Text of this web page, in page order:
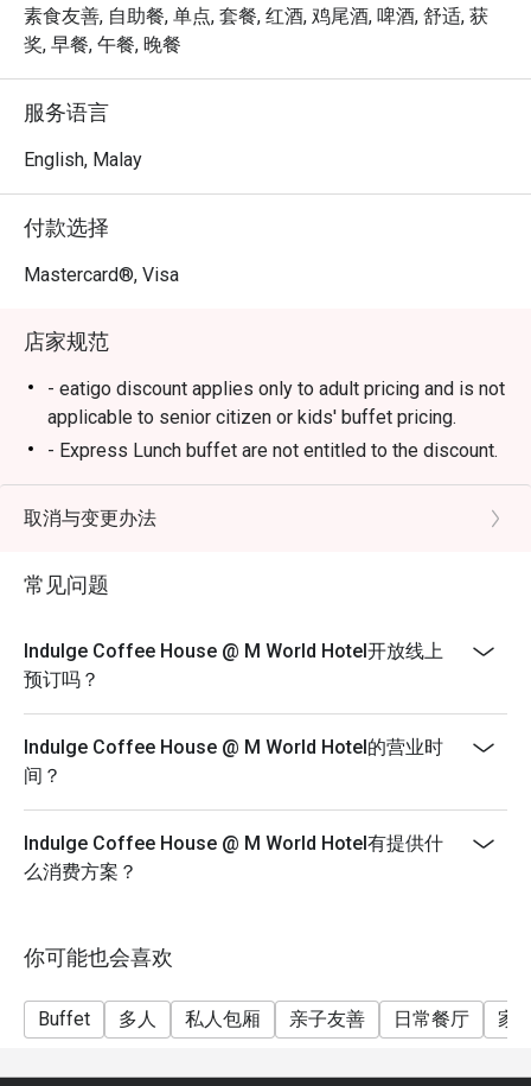
丰盛的自助餐台，设有现场烹饪台和缤纷多彩的甜品吧，
邀请您前来探索无穷的美味。
享受片刻的宁静与惬意。
舒适又充满现代感的环境，无论何时前来，都能为您提供
恰到好处的用餐氛围。
无论是轻松的家庭自助餐、朋友间的休闲小聚，还是一人
独享的惬意美食，这里都是您的理想之选。
素食友善, 自助餐, 单点, 套餐, 红酒, 鸡尾酒, 啤酒, 舒适, 获
奖, 早餐, 午餐, 晚餐
服务语言
English, Malay
付款选择
Mastercard®, Visa
店家规范
- eatigo discount applies only to adult pricing and is not
applicable to senior citizen or kids' buffet pricing.
- Express Lunch buffet are not entitled to the discount.
Breakfast
- 6:30am - 10:30am
- 12:00 PM – 3:00 PM (All-Day Dining Menu available)
Friday)
- 12:00pm – 4:00pm (Weekend Hi-Tea Buffet, Saturday
*not available on replacement public holidays
*For any promotion buffet not applicable for any
Dinner
- 6:30 PM – 11:00 PM (All-Day Dining Menu available)
取消与变更办法
常见问题
Indulge Coffee House @ M World Hotel开放线上
预订吗？
Indulge Coffee House @ M World Hotel的营业时
间？
Indulge Coffee House @ M World Hotel有提供什
么消费方案？
你可能也会喜欢
Buffet 多人 私人包厢 亲子友善 日常餐厅 家